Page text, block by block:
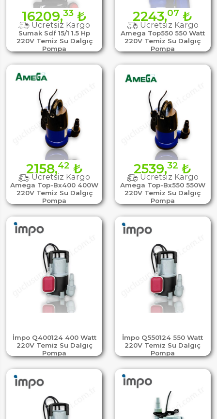
Sumak Sdf 15/1 1.5 Hp
220V Temiz Su Dalgıç
Pompa
16209,33 ₺
Ücretsiz Kargo
Amega Top550 550 Watt
220V Temiz Su Dalgıç
Pompa
2243,07 ₺
Ücretsiz Kargo
Amega Top-Bx400 400W
220V Temiz Su Dalgıç
Pompa
2158,42 ₺
Ücretsiz Kargo
Amega Top-Bx550 550W
220V Temiz Su Dalgıç
Pompa
2539,32 ₺
Ücretsiz Kargo
İmpo Q400124 400 Watt
220V Temiz Su Dalgıç
Pompa
İmpo Q550124 550 Watt
220V Temiz Su Dalgıç
Pompa